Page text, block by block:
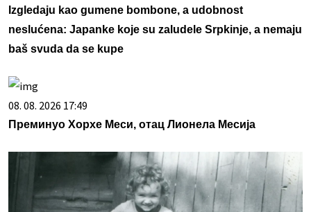
Izgledaju kao gumene bombone, a udobnost
neslućena: Japanke koje su zaludele Srpkinje, a nemaju
baš svuda da se kupe
08. 08. 2026 17:49
Преминуо Хорхе Меси, отац Лионела Месија